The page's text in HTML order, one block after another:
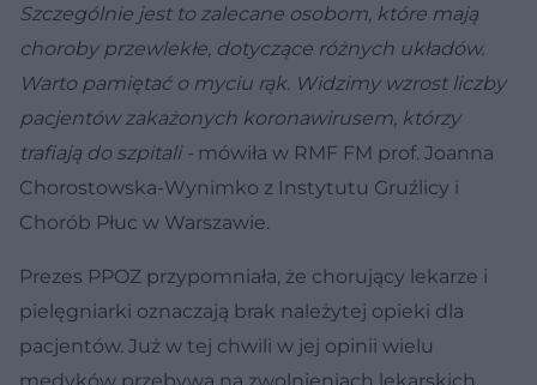
Szczególnie jest to zalecane osobom, które mają
choroby przewlekłe, dotyczące różnych układów.
Warto pamiętać o myciu rąk. Widzimy wzrost liczby
pacjentów zakażonych koronawirusem, którzy
trafiają do szpitali - mówiła w RMF FM prof. Joanna
Chorostowska-Wynimko z Instytutu Gruźlicy i
Chorób Płuc w Warszawie.
Prezes PPOZ przypomniała, że chorujący lekarze i
pielęgniarki oznaczają brak należytej opieki dla
pacjentów. Już w tej chwili w jej opinii wielu
medyków przebywa na zwolnieniach lekarskich.